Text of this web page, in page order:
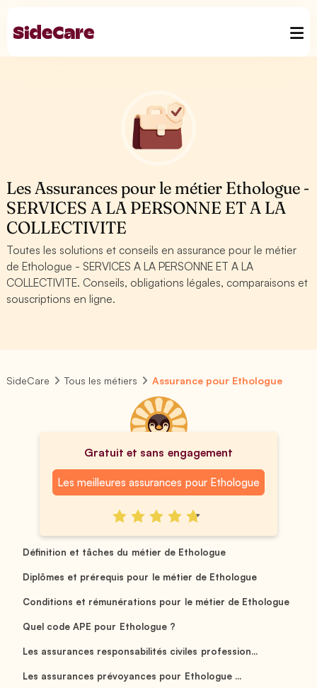
Les Assurances pour le métier Ethologue -
SERVICES A LA PERSONNE ET A LA
COLLECTIVITE
Toutes les solutions et conseils en assurance pour le métier
de Ethologue - SERVICES A LA PERSONNE ET A LA
COLLECTIVITE. Conseils, obligations légales, comparaisons et
souscriptions en ligne.
SideCare Tous les métiers Assurance pour Ethologue
Gratuit et sans engagement
Les meilleures assurances pour Ethologue
Définition et tâches du métier de Ethologue
Diplômes et prérequis pour le métier de Ethologue
Conditions et rémunérations pour le métier de Ethologue
Quel code APE pour Ethologue ?
Les assurances responsabilités civiles profession...
Les assurances prévoyances pour Ethologue ...